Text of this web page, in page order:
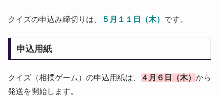
クイズの申込み締切りは、 ５月１１日（木） です。
申込用紙
クイズ（相撲ゲーム）の申込用紙は、 ４月６日（木） から
発送を開始します。